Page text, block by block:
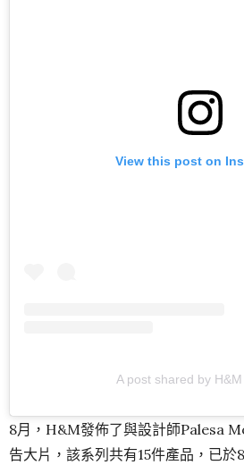
View this post on
A post shared by
8月，H&M發佈了與設計師Palesa
告大片，該系列共有15件產品，已